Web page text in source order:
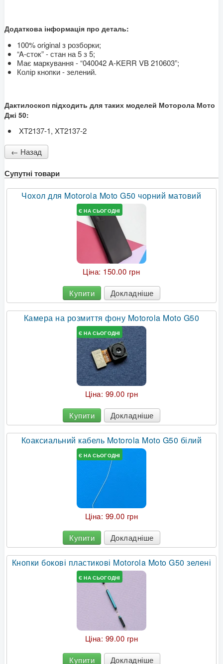
Додаткова інформація про деталь:
100% original з розборки;
“A-сток” - стан на 5 з 5;
Має маркування - “040042 A-KERR VB 210603”;
Колір кнопки - зелений.
Дактилоскоп підходить для таких моделей Моторола Мото
Джі 50:
XT2137-1, XT2137-2
Супутні товари
Чохол для Motorola Moto G50 чорний матовий
Є НА СЬОГОДНІ
Ціна: 150.00 грн
Купити Докладніше
Камера на розмиття фону Motorola Moto G50
Є НА СЬОГОДНІ
Ціна: 99.00 грн
Купити Докладніше
Коаксиальний кабель Motorola Moto G50 білий
Є НА СЬОГОДНІ
Ціна: 99.00 грн
Купити Докладніше
Кнопки бокові пластикові Motorola Moto G50 зелені
Є НА СЬОГОДНІ
Ціна: 99.00 грн
Купити Докладніше